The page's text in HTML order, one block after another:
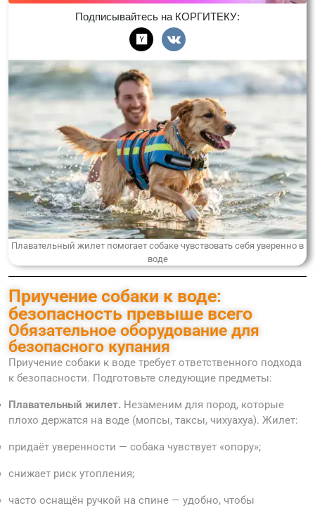
Подписывайтесь на КОРГИТЕКУ:
Плавательный жилет помогает собаке чувствовать себя уверенно в
воде
Приучение собаки к воде:
безопасность превыше всего
Обязательное оборудование для
безопасного купания
Приучение собаки к воде требует ответственного подхода
к безопасности. Подготовьте следующие предметы:
Плавательный жилет. Незаменим для пород, которые
плохо держатся на воде (мопсы, таксы, чихуахуа). Жилет:
придаёт уверенности — собака чувствует «опору»;
снижает риск утопления;
часто оснащён ручкой на спине — удобно, чтобы